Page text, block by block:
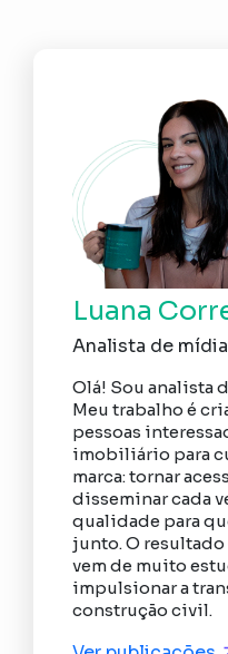
Luana
Analista de
Olá! Sou analista
Meu trabalho é
pessoas
imobiliário para
marca: tornar
disseminar cada
qualidade para
junto. O
vem de muito
impulsionar a
construção civil.